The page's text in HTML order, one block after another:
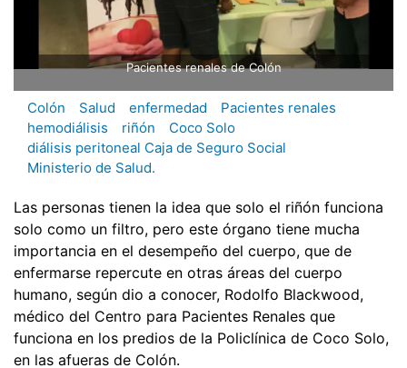
Pacientes renales de Colón
Colón Salud enfermedad
Pacientes renales
hemodiálisis
riñón
Coco Solo
diálisis peritoneal Caja de Seguro Social
Ministerio de Salud.
Las personas tienen la idea que solo el riñón funciona
solo como un filtro, pero este órgano tiene mucha
importancia en el desempeño del cuerpo, que de
enfermarse repercute en otras áreas del cuerpo
humano, según dio a conocer, Rodolfo Blackwood,
médico del Centro para Pacientes Renales que
funciona en los predios de la Policlínica de Coco Solo,
en las afueras de Colón.